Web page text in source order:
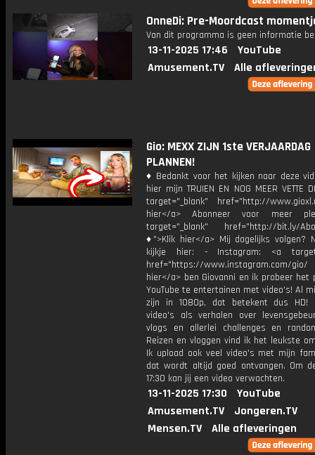
OnneDi: Pre-Moordcast
Van dit programma is geen informatie
13-11-2025 17:46
YouTube
Amusement.TV
Alle
Gio: MEXX ZIJN 1ste VERJAARDAG
PLANNEN!
♦ Bedankt voor het kijken naar deze
hier mijn TRUIEN EN NOG MEER VETTE
target="_blank" href="http://
hier</a> Abonneer voor meer
target="_blank" href="http://bit.ly/
♦">Klik hier</a> Mij dagelijks volgen?
kijkje hier: - Instagram: <a
href="https://www.instagram.com/
hier</a> ben Giovanni en ik probeer het
YouTube te entertainen met video's! Al
zijn in 1080p, dat betekent dus HD!
video's als verhalen over
vlogs en allerlei challenges en
Reizen en vloggen vind ik het leukste
Ik upload ook veel video's met mijn
dat wordt altijd goed ontvangen. Om
17:30 kan jij een video verwachten.
13-11-2025 17:30
YouTube
Amusement.TV
Jongeren.TV
Mensen.TV
Alle afleveringen